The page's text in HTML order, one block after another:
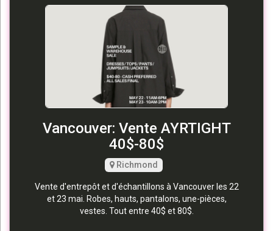
Vancouver: Vente AYRTIGHT
40$-80$
Richmond
Vente d'entrepôt et d'échantillons à Vancouver les 22
et 23 mai. Robes, hauts, pantalons, une-pièces,
vestes. Tout entre 40$ et 80$.